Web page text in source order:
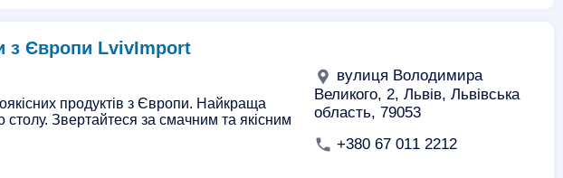
з Європи LvivImport
продуктів з Європи. Найкраща
столу. Звертайтеся за смачним та якісним
вулиця Володимира
Великого, 2, Львів, Львівська
область, 79053
+380 67 011 2212